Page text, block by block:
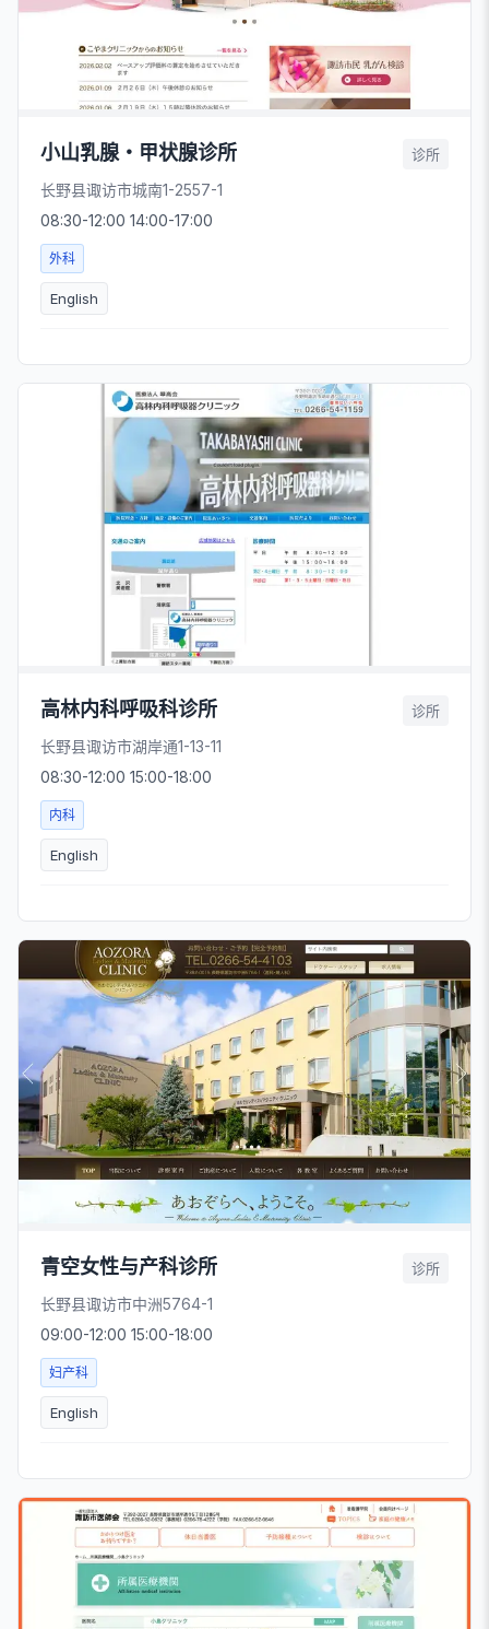
小山乳腺・甲状腺诊所 诊所
长野县诹访市城南1-2557-1
08:30-12:00 14:00-17:00
外科
English
高林内科呼吸科诊所 诊所
长野县诹访市湖岸通1-13-11
08:30-12:00 15:00-18:00
内科
English
青空女性与产科诊所 诊所
长野县诹访市中洲5764-1
09:00-12:00 15:00-18:00
妇产科
English